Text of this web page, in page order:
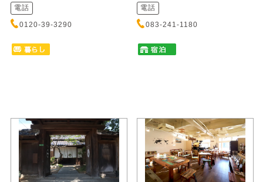
電話
0120-39-3290
電話
083-241-1180